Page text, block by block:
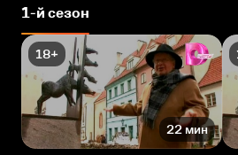
1-й сезон
18+
22 мин